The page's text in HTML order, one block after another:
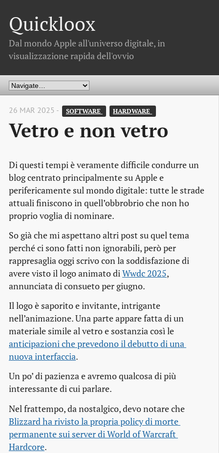
Quickloox
Dal mondo Apple all'universo digitale, in
visualizzazione rapida dell'ovvio
26 MAR 2025 - SOFTWARE HARDWARE
Vetro e non vetro
Di questi tempi è veramente difficile condurre un
blog centrato principalmente su Apple e
perifericamente sul mondo digitale: tutte le strade
attuali finiscono in quell’obbrobrio che non ho
proprio voglia di nominare.
So già che mi aspettano altri post su quel tema
perché ci sono fatti non ignorabili, però per
rappresaglia oggi scrivo con la soddisfazione di
avere visto il logo animato diWwdc 2025,
annunciata di consueto per giugno.
Il logo è saporito e invitante, intrigante
nell’animazione. Una parte appare fatta di un
materiale simile al vetro e sostanzia così le
anticipazioni che prevedono il debutto di una
nuova interfaccia.
Un po’ di pazienza e avremo qualcosa di più
interessante di cui parlare.
Nel frattempo, da nostalgico, devo notare che
Blizzard ha rivisto la propria policy di morte
permanente sui server di World of Warcraft
Hardcore.